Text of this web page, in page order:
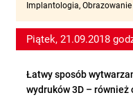
Implantologia,
Piątek, 21.09.2018
Łatwy sposób
wydruków 3D –